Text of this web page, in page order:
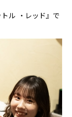
ル ・レッド』で